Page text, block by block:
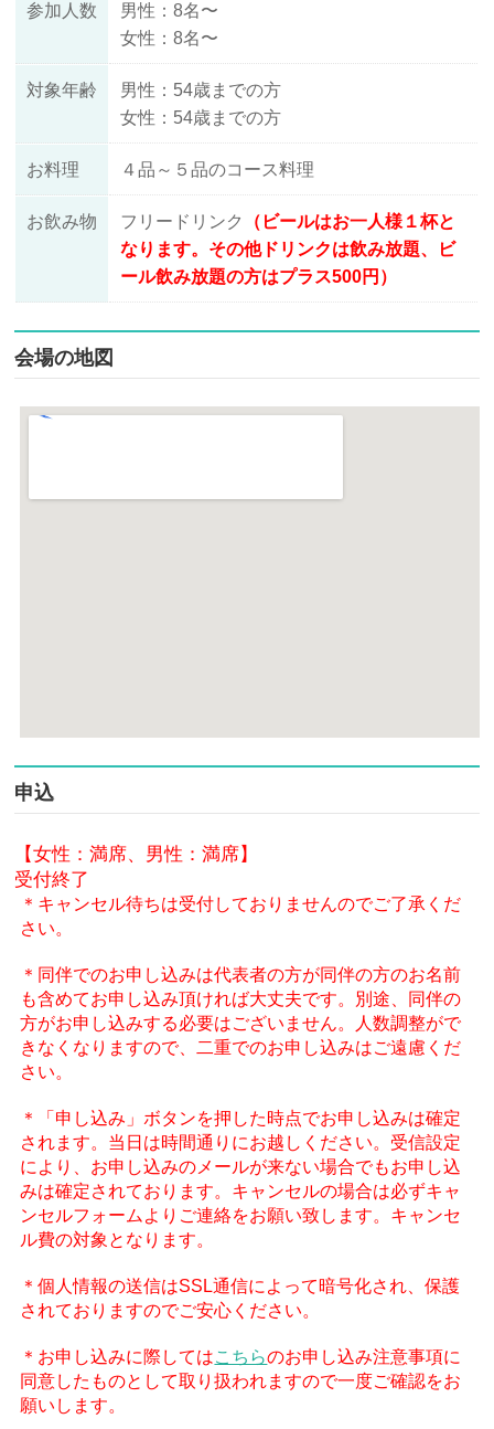
参加人数
男性：8名〜
女性：8名〜
対象年齢
男性：54歳までの方
女性：54歳までの方
お料理 ４品～５品のコース料理
お飲み物 フリードリンク
（ビールはお一人様１杯と
なります。その他ドリンクは飲み放題、ビ
ール飲み放題の方はプラス500円）
会場の地図
申込
【女性：満席、男性：満席】
受付終了
＊キャンセル待ちは受付しておりませんのでご了承くだ
さい。
＊同伴でのお申し込みは代表者の方が同伴の方のお名前
も含めてお申し込み頂ければ大丈夫です。別途、同伴の
方がお申し込みする必要はございません。人数調整がで
きなくなりますので、二重でのお申し込みはご遠慮くだ
さい。
＊「申し込み」ボタンを押した時点でお申し込みは確定
されます。当日は時間通りにお越しください。受信設定
により、お申し込みのメールが来ない場合でもお申し込
みは確定されております。キャンセルの場合は必ずキャ
ンセルフォームよりご連絡をお願い致します。キャンセ
ル費の対象となります。
＊個人情報の送信はSSL通信によって暗号化され、保護
されておりますのでご安心ください。
＊お申し込みに際してはこちらのお申し込み注意事項に
同意したものとして取り扱われますので一度ご確認をお
願いします。